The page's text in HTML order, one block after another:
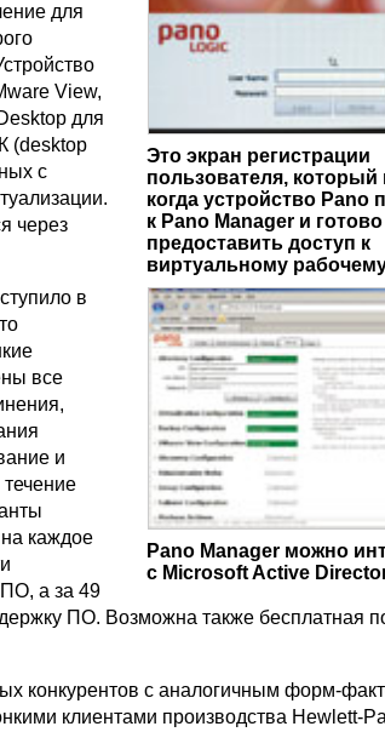
Это экран регистрации
пользователя, который
когда устройство Pano
к Pano Manager и готово
предоставить доступ к
виртуальному
Pano Manager можно
с Microsoft Active
для
View,
для
(desktop
с
через
в
все
и
каждое
а за 49
ПО. Возможна также бесплатная
конкурентов с аналогичным форм-
клиентами производства Hewlett-